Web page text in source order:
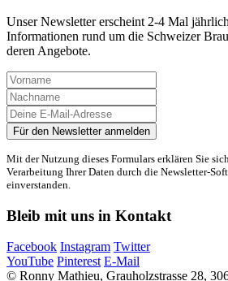
Unser Newsletter erscheint 2-4 Mal
Informationen rund um die Schweizer
deren Angebote.
Mit der Nutzung dieses Formulars erklären Sie
Verarbeitung Ihrer Daten durch die Newsletter-
einverstanden.
Bleib mit uns in Kontakt
Facebook Instagram Twitter
YouTube Pinterest E-Mail
© Ronny Mathieu, Grauholzstrasse 28,